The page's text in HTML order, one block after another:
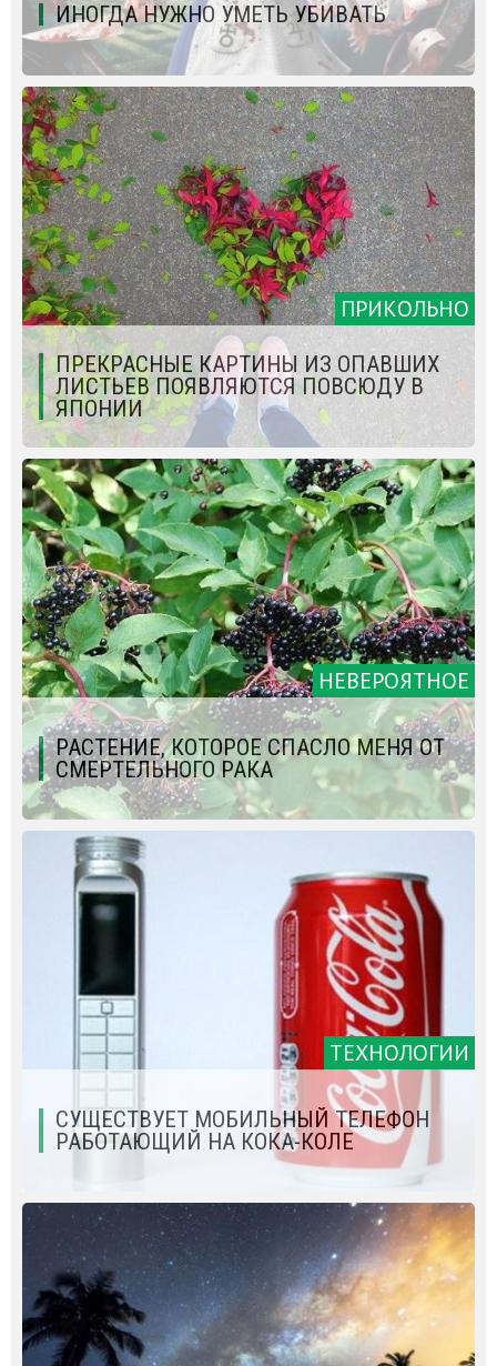
ИНОГДА НУЖНО УМЕТЬ УБИВАТЬ
ПРИКОЛЬНО
ПРЕКРАСНЫЕ КАРТИНЫ ИЗ ОПАВШИХ
ЛИСТЬЕВ ПОЯВЛЯЮТСЯ ПОВСЮДУ В
ЯПОНИИ
НЕВЕРОЯТНОЕ
РАСТЕНИЕ, КОТОРОЕ СПАСЛО МЕНЯ ОТ
СМЕРТЕЛЬНОГО РАКА
ТЕХНОЛОГИИ
СУЩЕСТВУЕТ МОБИЛЬНЫЙ ТЕЛЕФОН
РАБОТАЮЩИЙ НА КОКА-КОЛЕ